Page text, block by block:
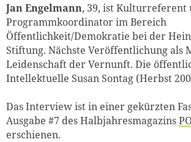
Jan Engelmann, 39, ist Kulturreferent
Programmkoordinator im Bereich
Öffentlichkeit/Demokratie bei der
Stiftung. Nächste Veröffentlichung als
Leidenschaft der Vernunft. Die
Intellektuelle Susan Sontag (Herbst
Das Interview ist in einer gekürzten
Ausgabe #7 des Halbjahresmagazins
erschienen.